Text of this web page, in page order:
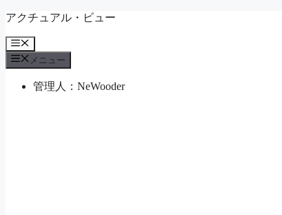
コ
テ
ン
アクチュアル・ビュー
メ
ニ
ュ
ー
メニュー
管理人：NeWooder